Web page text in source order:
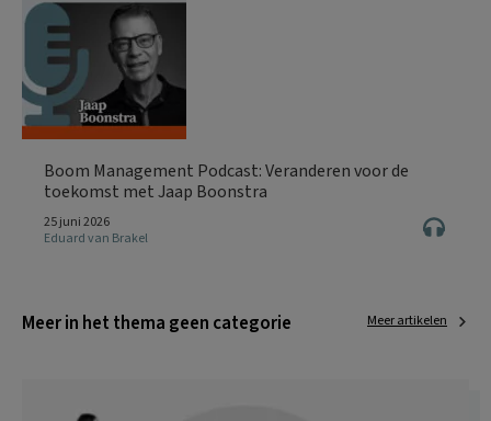
Boom Management Podcast: Veranderen voor de
toekomst met Jaap Boonstra
25 juni 2026
Eduard van Brakel
Meer in het thema geen categorie Meer artikelen